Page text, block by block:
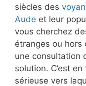
siècles des
Aude et leur
vous cherchez
étranges ou hors
une consultation
solution. C’est
sérieuse vers